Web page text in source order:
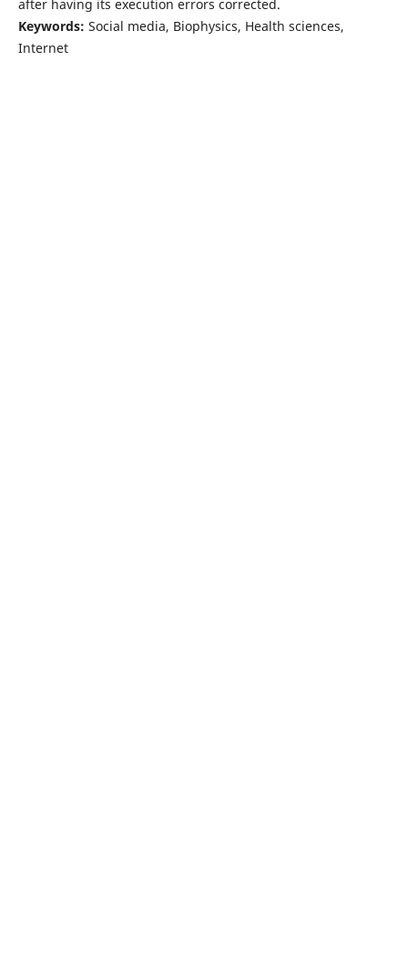
after having its execution errors corrected.
Keywords: Social media, Biophysics, Health sciences,
Internet